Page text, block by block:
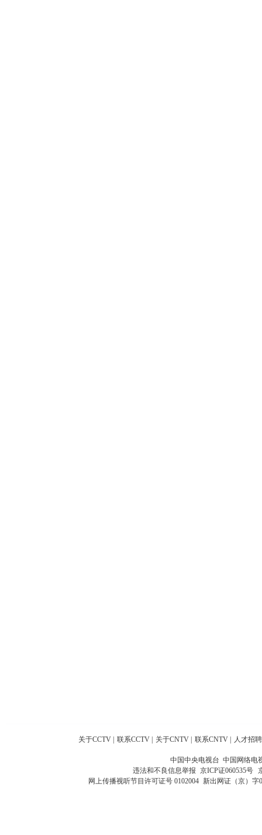
关于CCTV 联系CCTV 关于CNTV 联系CNTV 人才招聘
中国中央电视台 中国网络电
违法和不良信息举报 京ICP证060535号
网上传播视听节目许可证号 0102004 新出网证（京）